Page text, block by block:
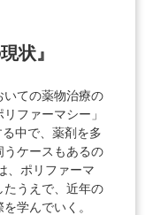
状』
いての薬物治療の
ファーマシー」
中で、薬剤を多
うケースもあるの
、ポリファーマ
たうえで、近年の
学んでいく。